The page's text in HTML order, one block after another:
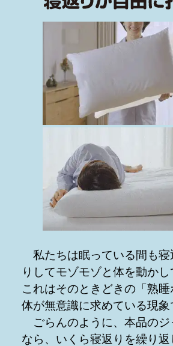
私たちは眠っている間も寝
りしてモゾモゾと体を動かし
これはそのときどきの「熟
体が無意識に求めている現象
ごらんのように、本品のジ
なら、いくら寝返りを繰り